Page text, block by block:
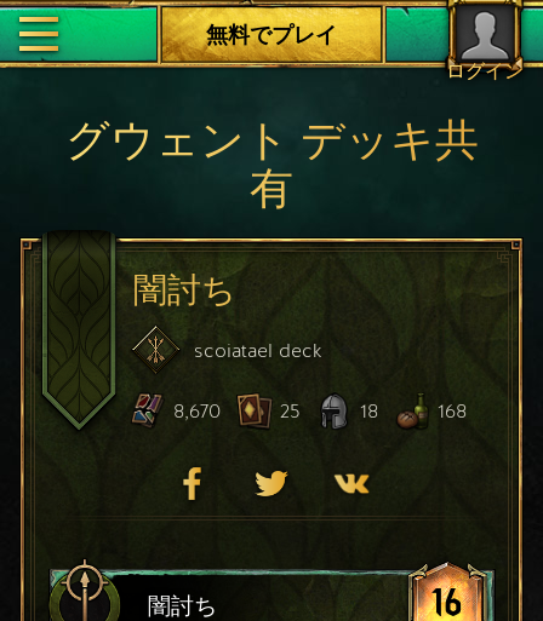
ログイン
無料でプレイ
グウェント デッキ共
有
闇討ち
scoiatael deck
8,670 25 18 168
闇討ち 16